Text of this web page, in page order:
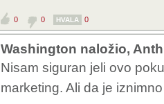
0 0 HVALA 0
Washington naložio,
Nisam siguran jeli ovo
marketing. Ali da je